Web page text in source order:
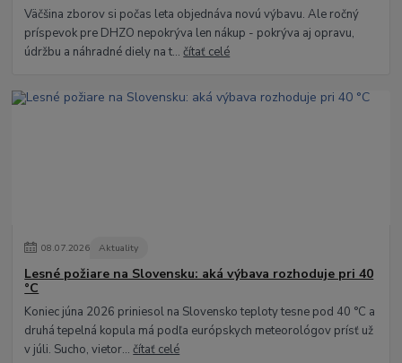
Väčšina zborov si počas leta objednáva novú výbavu. Ale ročný
príspevok pre DHZO nepokrýva len nákup - pokrýva aj opravu,
údržbu a náhradné diely na t...čítať celé
08.07.2026 Aktuality
Lesné požiare na Slovensku: aká výbava rozhoduje pri 40
°C
Koniec júna 2026 priniesol na Slovensko teploty tesne pod 40 °C a
druhá tepelná kopula má podľa európskych meteorológov prísť už
v júli. Sucho, vietor...čítať celé